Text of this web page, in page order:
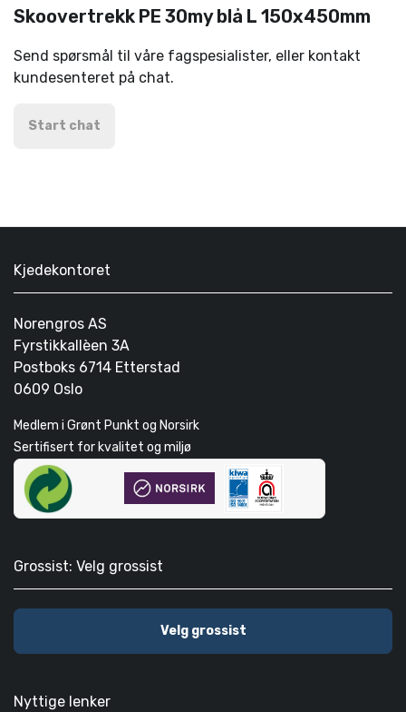
Skoovertrekk PE 30my blå L 150x450mm
Send spørsmål til våre fagspesialister, eller kontakt
kundesenteret på chat.
Start chat
Kjedekontoret
Norengros AS
Fyrstikkallèen 3A
Postboks 6714 Etterstad
0609 Oslo
Medlem i Grønt Punkt og Norsirk
Sertifisert for kvalitet og miljø
Grossist: Velg grossist
Velg grossist
Nyttige lenker